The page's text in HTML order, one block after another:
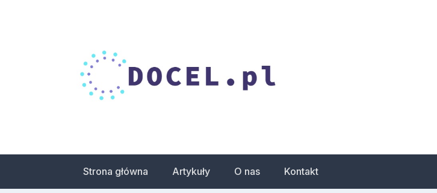
Droga do celu – zbiór porad
zdrowia
Strona główna Artykuły O nas Kontakt